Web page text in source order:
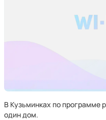
В Кузьминках по программе
один дом.